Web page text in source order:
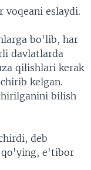
voqeani eslaydi.
bo'lib, har
davlatlarda
qilishlari kerak
kelgan.
bilish
deb
e'tibor